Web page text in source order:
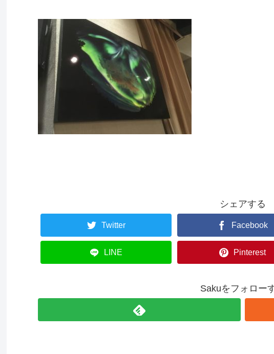
シェアする
Twitter Facebook
LINE Pinterest
Sakuをフォロー